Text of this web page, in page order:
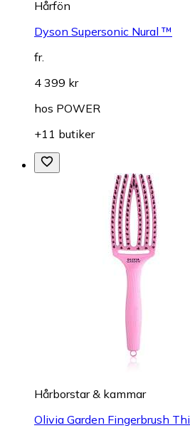
Hårfön
Dyson Supersonic Nural ™
fr.
4 399 kr
hos POWER
+11 butiker
Hårborstar & kammar
Olivia Garden Fingerbrush